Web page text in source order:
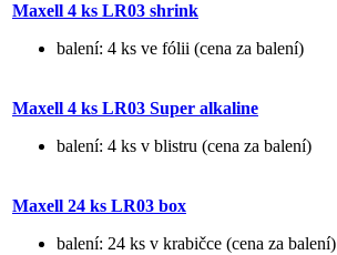
Maxell 4 ks LR03 shrink
balení: 4 ks ve fólii (cena za balení)
Maxell 4 ks LR03 Super alkaline
balení: 4 ks v blistru (cena za balení)
Maxell 24 ks LR03 box
balení: 24 ks v krabičce (cena za balení)